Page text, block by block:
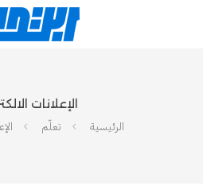
الإعلانات
الرئيسية
تعلّم